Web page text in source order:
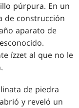
púrpura. En un
de construcción
aparato de
ízzet al que no le
de piedra
y reveló un